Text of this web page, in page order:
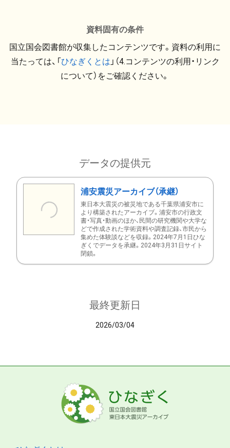
資料固有の条件
国立国会図書館が収集したコンテンツです。資料の利用に
当たっては、「ひなぎくとは 」（4.コンテンツの利用・リンク
について）をご確認ください。
データの提供元
浦安震災アーカイブ（承継）
東日本大震災の被災地である千葉県浦安市に
より構築されたアーカイブ。浦安市の行政文
書・写真・動画のほか、民間の研究機関や大学な
どで作成された学術資料や調査記録、市民から
集めた体験談などを収録。2024年7月1日ひな
ぎくでデータを承継。2024年3月31日サイト
閉鎖。
最終更新日
2026/03/04